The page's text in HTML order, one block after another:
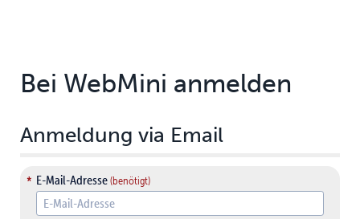
Bei WebMini anmelden
Anmeldung via Email
E-Mail-Adresse